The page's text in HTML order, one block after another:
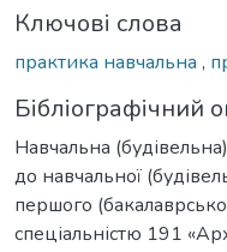
Ключові слова
практика навчальна ,
Бібліографічний
Навчальна
до навчальної
першого
спеціальністю 191